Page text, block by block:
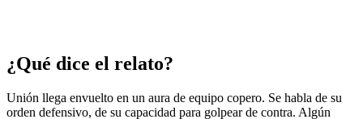
¿Qué dice el relato?
Unión llega envuelto en un aura de equipo copero. Se habla de su
orden defensivo, de su capacidad para golpear de contra. Algún